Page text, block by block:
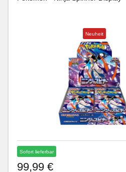
Neuheit
Sofort lieferbar
99,99 €